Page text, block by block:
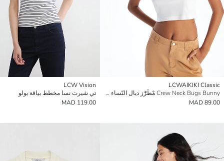
LCWAIKIKI Classic
Crew Neck Bugs Bunny مْطَرّْز ديال النّساء قميص قصير
89.00 MAD
LCW Vision
تي شيرت نسا مخطط بياقة بولو
119.00 MAD